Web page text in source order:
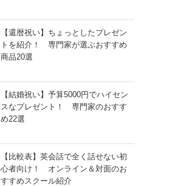
【還暦祝い】ちょっとしたプレゼン
トを紹介！ 専門家が選ぶおすすめ
商品20選
【結婚祝い】予算5000円でハイセン
スなプレゼント！ 専門家のおすす
め22選
【比較表】英会話で全く話せない初
心者向け！ オンライン＆対面のお
すすめスクール紹介